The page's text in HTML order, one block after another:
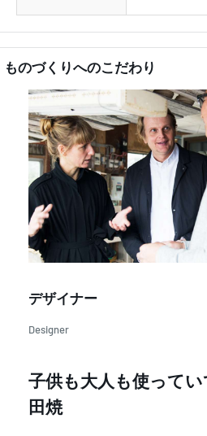
ものづくりへのこだわり
デザイナー
Designer
子供も大人も使って
田焼